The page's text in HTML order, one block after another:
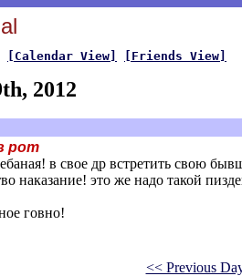
[Calendar View] [Friends View]
2012
рот
в свое др встретить свою
наказание! это же надо такой
говно!
<< Previous